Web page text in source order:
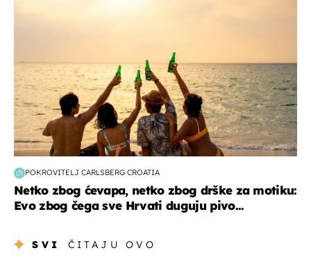
POKROVITELJ CARLSBERG CROATIA
Netko zbog ćevapa, netko zbog drške za motiku:
Evo zbog čega sve Hrvati duguju pivo...
SVI ČITAJU OVO